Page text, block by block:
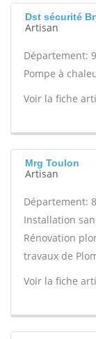
Dst sécurité
Artisan
Département:
Pompe à
Voir la fiche
Mrg Toulon
Artisan
Département:
Installation
Rénovation
travaux de
Voir la fiche